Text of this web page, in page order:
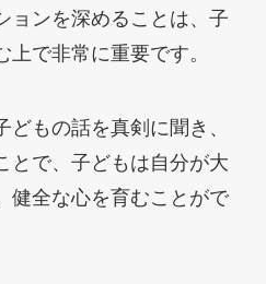
ョンを深めることは、子
で非常に重要です。
もの話を真剣に聞き、
とで、子どもは自分が大
健全な心を育むことがで